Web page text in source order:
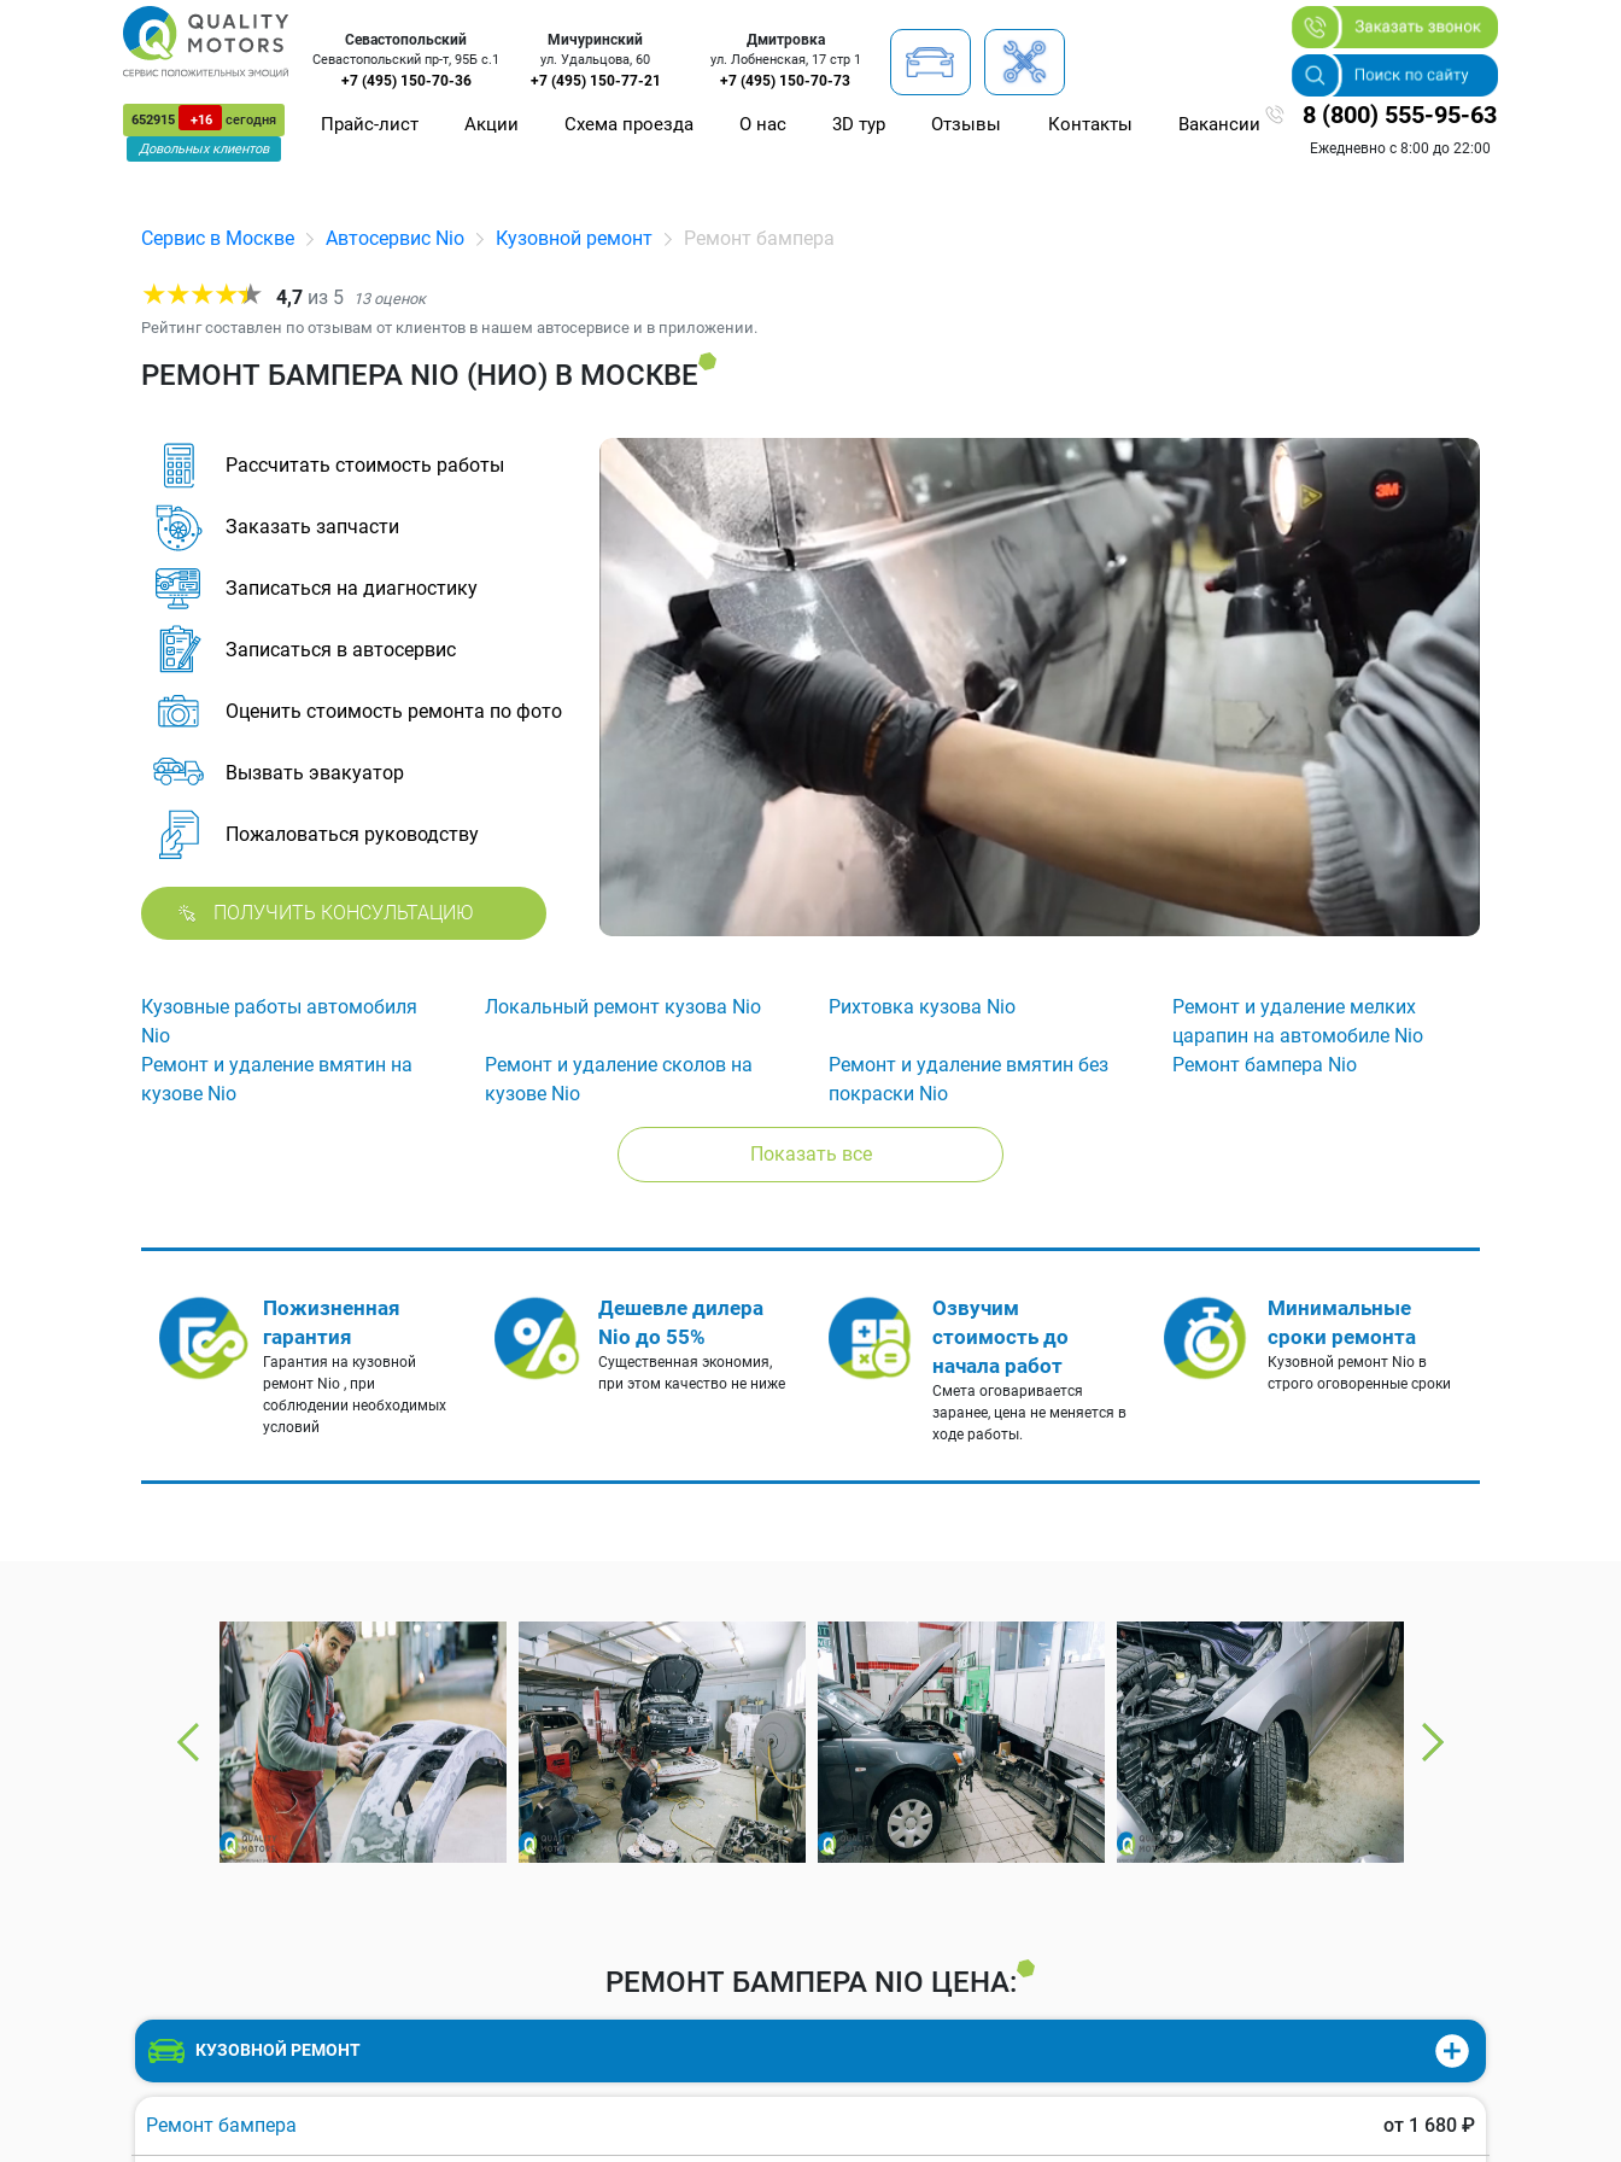
652915 +16
сегодня
Довольных клиентов
Севастопольский
Севастопольский пр-т, 95Б с.1
+7 (495) 150-70-36
Мичуринский
ул. Удальцова, 60
+7 (495) 150-77-21
Дмитровка
ул. Лобненская, 17 стр 1
+7 (495) 150-70-73
Прайс-лист Акции Схема проезда О нас 3D тур Отзывы Контакты Вакансии 8 (800) 555-95-63
Ежедневно с 8:00 до 22:00
Сервис в Москве Автосервис Nio Кузовной ремонт Ремонт бампера
4,7 из 5 13оценок
Рейтинг составлен по отзывам от клиентов в нашем автосервисе и в приложении.
РЕМОНТ БАМПЕРА NIO (НИО) В МОСКВЕ
Рассчитать стоимость работы
Заказать запчасти
Записаться на диагностику
Записаться в автосервис
Оценить стоимость ремонта по фото
Вызвать эвакуатор
Пожаловаться руководству
ПОЛУЧИТЬ КОНСУЛЬТАЦИЮ
Кузовные работы автомобиля
Nio
Локальный ремонт кузова Nio Рихтовка кузова Nio
Ремонт и удаление мелких
царапин на автомобиле Nio
Ремонт и удаление вмятин на
кузове Nio
Ремонт и удаление сколов на
кузове Nio
Ремонт и удаление вмятин без
покраски Nio
Ремонт бампера Nio
Показать все
Пожизненная
гарантия
Гарантия на кузовной
ремонт Nio , при
соблюдении необходимых
условий
Дешевле дилера
Nio до 55%
Существенная экономия,
при этом качество не ниже
Озвучим
стоимость до
начала работ
Смета оговаривается
заранее, цена не меняется в
ходе работы.
Минимальные
сроки ремонта
Кузовной ремонт Nio в
строго оговоренные сроки
РЕМОНТ БАМПЕРА NIO ЦЕНА:
КУЗОВНОЙ РЕМОНТ
Ремонт бампера от 1 680 ₽